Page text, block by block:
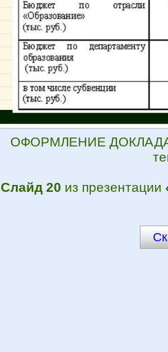
ОФОРМЛЕНИЕ ДОКЛАДА.
Слайд 20 из презентации